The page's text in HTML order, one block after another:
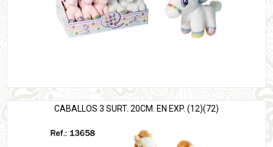
CABALLOS 3 SURT. 20CM. EN EXP. (12)(72)